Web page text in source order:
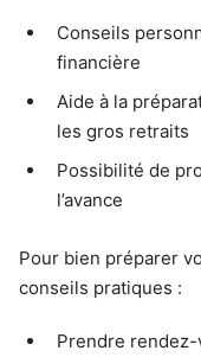
Conseils
financière
Aide à la
les gros retraits
Possibilité de
l’avance
Pour bien préparer
conseils pratiques :
Prendre